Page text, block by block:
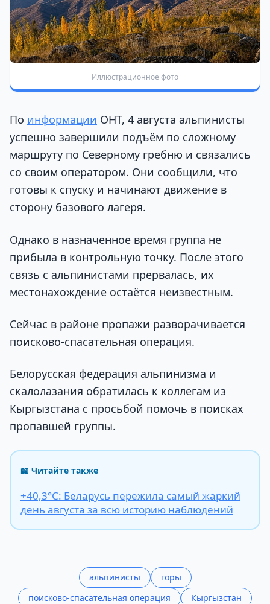
Иллюстрационное фото
По информации ОНТ, 4 августа альпинисты
успешно завершили подъём по сложному
маршруту по Северному гребню и связались
со своим оператором. Они сообщили, что
готовы к спуску и начинают движение в
сторону базового лагеря.
Однако в назначенное время группа не
прибыла в контрольную точку. После этого
связь с альпинистами прервалась, их
местонахождение остаётся неизвестным.
Сейчас в районе пропажи разворачивается
поисково-спасательная операция.
Белорусская федерация альпинизма и
скалолазания обратилась к коллегам из
Кыргызстана с просьбой помочь в поисках
пропавшей группы.
📖 Читайте также
+40,3°С: Беларусь пережила самый жаркий
день августа за всю историю наблюдений
альпинисты
горы
поисково-спасательная операция
Кыргызстан